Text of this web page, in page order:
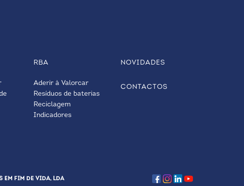
RBA
Aderir à Valorcar
Resíduos de baterias
Reciclagem
Indicadores
NOVIDADES
CONTACTOS
EM FIM DE VIDA, LDA